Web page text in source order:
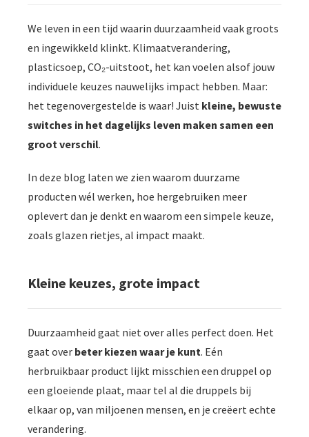
We leven in een tijd waarin duurzaamheid vaak groots
en ingewikkeld klinkt. Klimaatverandering,
plasticsoep, CO₂-uitstoot, het kan voelen alsof jouw
individuele keuzes nauwelijks impact hebben. Maar:
het tegenovergestelde is waar! Juist kleine, bewuste
switches in het dagelijks leven maken samen een
groot verschil.
In deze blog laten we zien waarom duurzame
producten wél werken, hoe hergebruiken meer
oplevert dan je denkt en waarom een simpele keuze,
zoals glazen rietjes, al impact maakt.
Kleine keuzes, grote impact
Duurzaamheid gaat niet over alles perfect doen. Het
gaat over beter kiezen waar je kunt. Eén
herbruikbaar product lijkt misschien een druppel op
een gloeiende plaat, maar tel al die druppels bij
elkaar op, van miljoenen mensen, en je creëert echte
verandering.
worden
van